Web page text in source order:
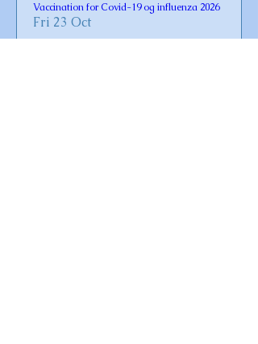
Vaccination for Covid-19 og influenza 2026
Fri 23 Oct